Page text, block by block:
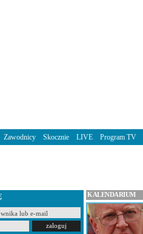
KALENDARIUM
Zawodnicy Skocznie LIVE Program TV